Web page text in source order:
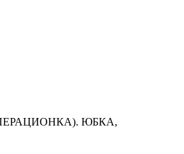
ЮБКА,